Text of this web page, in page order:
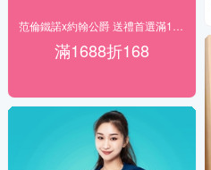
滿1688折168